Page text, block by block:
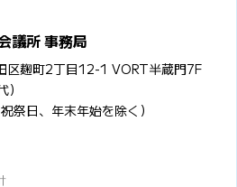
議所 事務局
区麹町2丁目12-1 VORT半蔵門7F
日、年末年始を除く）